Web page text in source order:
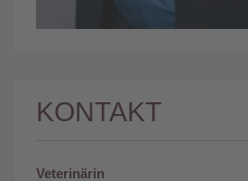
KONTAKT
Veterinärin